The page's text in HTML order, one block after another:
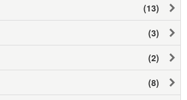
(13)
(3)
(2)
(8)